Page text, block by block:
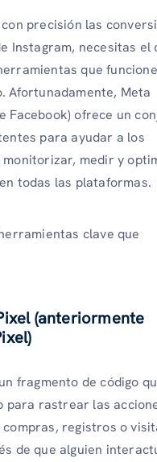
precisión las
Instagram, necesitas el
que
Afortunadamente, Meta
Facebook) ofrece un
para ayudar a los
medir y
todas las plataformas.
clave que
(anteriormente
fragmento de código
para rastrear las
compras, registros o
de que alguien